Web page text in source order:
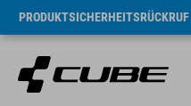
PRODUKTSICHERHEITSRÜCKRUF